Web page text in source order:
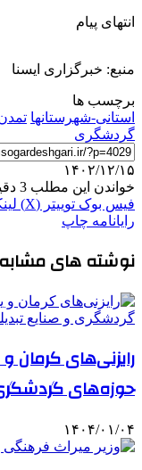
انتهای پیام
منبع: خبرگزاری ایسنا
برچسب ها
استانی-شهرستانها
گردشگری
۱۴۰۲/۱۲/۱۵
خواندن این مطلب 3 دقیقه زمان میبرد
فیس بوک توییتر (X)
رایانامه چاپ
نوشته های مشابه
رایزنی‌های کرمان
حوزه‌های
۱۴۰۴/۰۱/۰۴